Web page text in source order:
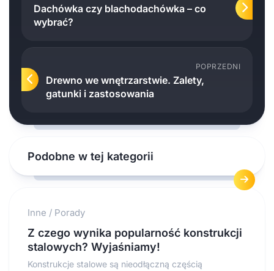
Dachówka czy blachodachówka – co
wybrać?
POPRZEDNI
Drewno we wnętrzarstwie. Zalety,
gatunki i zastosowania
Podobne w tej kategorii
Inne / Porady
Z czego wynika popularność konstrukcji
stalowych? Wyjaśniamy!
Konstrukcje stalowe są nieodłączną częścią